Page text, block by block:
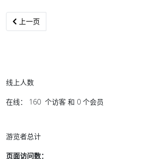
上一篇文章: 10人9不知的秘密，太重要了！
上一页
线上人数
在线： 160 个访客 和 0 个会员
游览者总计
页面访问数：